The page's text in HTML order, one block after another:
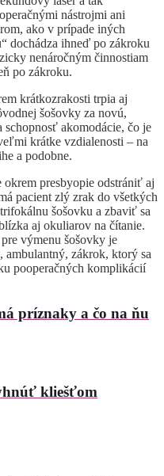
nástrojmi ani
ako v prípade iných
dochádza ihneď po zákroku
nenáročným činnostiam
po zákroku.
krátkozrakosti trpia aj
šošovky za novú,
schopnosť akomodácie, čo je
krátke vzdialenosti – na
a podobne.
presbyopie odstrániť aj
pacient zlý zrak do všetkých
šošovku a zbaviť sa
aj okuliarov na čítanie.
výmenu šošovky je
zákrok, ktorý sa
pooperačných komplikácií
príznaky a čo na ňu
kliešťom